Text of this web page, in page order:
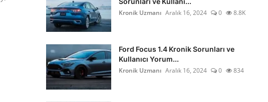
Kronik Uzmanı Aralık 16, 2024 0 8.8K
Ford Focus 1.4 Kronik Sorunları ve
Kullanıcı Yorum...
Kronik Uzmanı Aralık 16, 2024 0 834